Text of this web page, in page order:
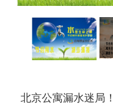
北京公寓漏水迷局